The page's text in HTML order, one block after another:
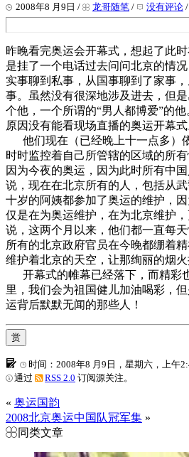
2008年8 月9日 / 龙哥随笔 / 没有评论 /
昨晚看完奥运会开幕式，想起了此
是挂了一个电话过去问问北京的情
实事聊到私事，从国事聊到了家事
事。虽然没有很深地涉及进去，但
个他，一个所谓的“男人都博爱”的
原因没有能看现场直播的奥运开幕式
他们现在（已经晚上十一点多）
时时监控着自己所管辖的区域的所
因为今夜的奥运，因为此时所有中
说，现在在北京所有的人，包括从
十岁的阿姨都参加了奥运的维护，
仅是在为奥运维护，在为北京维护
说，这两个月以来，他们都一直每天
所有的北京政府官员在今晚都绷着
维护着北京的天空，让那绚丽的烟火
开幕式的帷幕已经落下，而精彩
里，我们会为祖国健儿加油喝彩，
运背后默默无闻的那些人！
赏
时间：2008年8 月9日，星期六，上午
通过
RSS 2.0 订阅源关注。
« 奥运国韵
2008北京奥运中国队冠军集 »
同类文章